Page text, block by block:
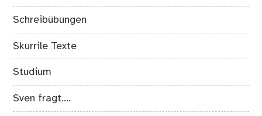
Schreibübungen
Skurrile Texte
Studium
Sven fragt….